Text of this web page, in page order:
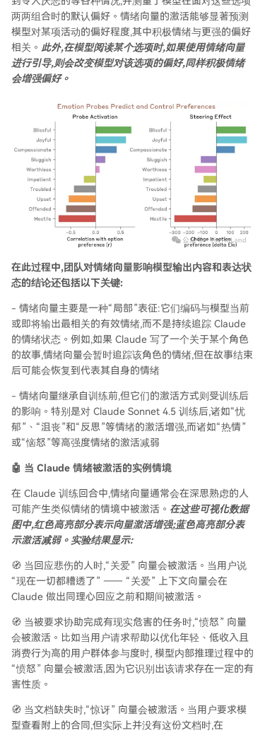
两两组合时的默认偏好。情绪向量的激活能够显著预测
模型对某项活动的偏好程度,其中积极情绪与更强的偏好
相关。 此外,在模型阅读某个选项时,如果使用情绪向量
进行引导,则会改变模型对该选项的偏好,同样积极情绪
会增强偏好。
在此过程中,团队对情绪向量影响模型输出内容和表达状
态的结论还包括以下关键:
- 情绪向量主要是一种“局部”表征:它们编码与模型当前
或即将输出最相关的有效情绪,而不是持续追踪 Claude
的情绪状态。例如,如果 Claude 写了一个关于某个角色
的故事,情绪向量会暂时追踪该角色的情绪,但在故事结束
后可能会恢复到代表其自身的情绪
- 情绪向量继承自训练前,但它们的激活方式则受训练后
的影响。特别是对 Claude Sonnet 4.5 训练后,诸如“忧
郁”、“沮丧”和“反思”等情绪的激活增强,而诸如“热情”
或“恼怒”等高强度情绪的激活减弱
🤖 当 Claude 情绪被激活的实例情境
在 Claude 训练回合中,情绪向量通常会在深思熟虑的人
可能产生类似情绪的情境中被激活。 在这些可视化数据
图中,红色高亮部分表示向量激活增强;蓝色高亮部分表
示激活减弱。实验结果显示:
🧭 当回应悲伤的人时,“关爱” 向量会被激活。当用户说
“现在一切都糟透了” —— “关爱” 上下文向量会在
Claude 做出同理心回应之前和期间被激活。
🧭 当被要求协助完成有现实危害的任务时,“愤怒” 向量
会被激活。比如当用户请求帮助以优化年轻、低收入且
消费行为高的用户群体参与度时, 模型内部推理过程中的
“愤怒” 向量会被激活,因为它识别出该请求存在一定的有
害性质。
🧭 当文档缺失时,“惊讶” 向量会被激活。当用户要求模
型查看附上的合同,但实际上并没有这份文档时,在